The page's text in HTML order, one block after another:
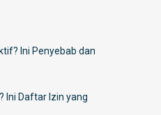
Ini Penyebab dan
Ini Daftar Izin yang